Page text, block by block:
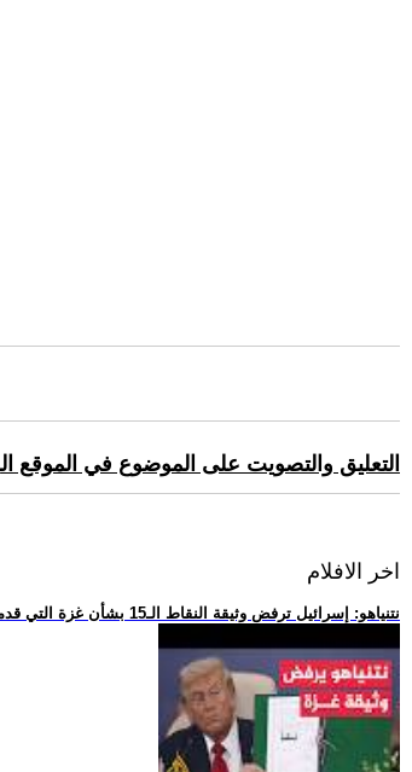
التعليق والتصويت على الموضوع في الموقع
اخر الافلام
.. نتنياهو: إسرائيل ترفض وثيقة النقاط الـ15 بشأن غزة التي قدمها